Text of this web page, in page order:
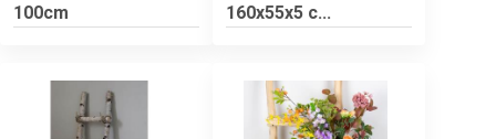
100cm
160x55x5 c...